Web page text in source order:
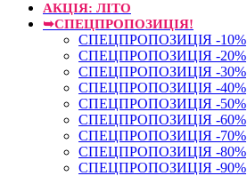
АКЦІЯ: ЛІТО
➥СПЕЦПРОПОЗИЦІЯ!
СПЕЦПРОПОЗИЦІЯ -10%
СПЕЦПРОПОЗИЦІЯ -20%
СПЕЦПРОПОЗИЦІЯ -30%
СПЕЦПРОПОЗИЦІЯ -40%
СПЕЦПРОПОЗИЦІЯ -50%
СПЕЦПРОПОЗИЦІЯ -60%
СПЕЦПРОПОЗИЦІЯ -70%
СПЕЦПРОПОЗИЦІЯ -80%
СПЕЦПРОПОЗИЦІЯ -90%